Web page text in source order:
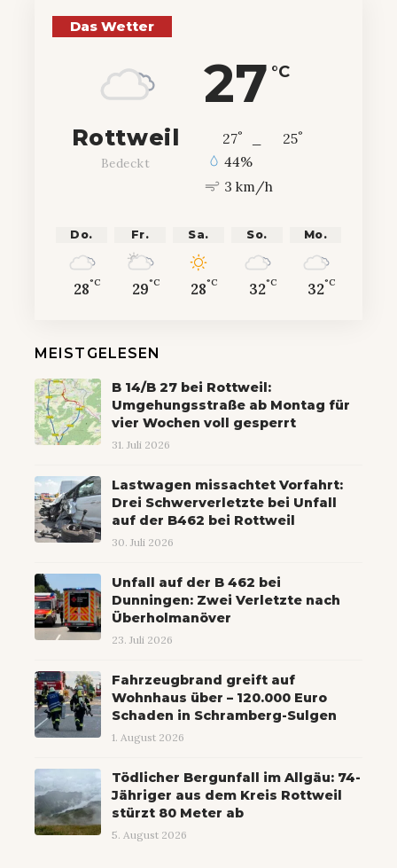
Das Wetter
27 °C
Rottweil
Bedeckt
27° 25°
44%
3 km/h
Do.
28°C
Fr.
29°C
Sa.
28°C
So.
32°C
Mo.
32°C
MEISTGELESEN
B 14/B 27 bei Rottweil:
Umgehungsstraße ab Montag für
vier Wochen voll gesperrt
31. Juli 2026
Lastwagen missachtet Vorfahrt:
Drei Schwerverletzte bei Unfall
auf der B462 bei Rottweil
30. Juli 2026
Unfall auf der B 462 bei
Dunningen: Zwei Verletzte nach
Überholmanöver
23. Juli 2026
Fahrzeugbrand greift auf
Wohnhaus über – 120.000 Euro
Schaden in Schramberg-Sulgen
1. August 2026
Tödlicher Bergunfall im Allgäu: 74-
Jähriger aus dem Kreis Rottweil
stürzt 80 Meter ab
5. August 2026